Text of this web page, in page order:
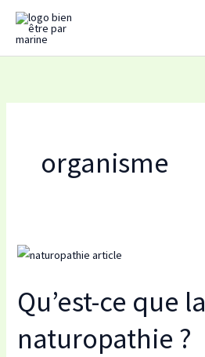
Aller
organisme
Qu’est-ce que la
naturopathie ?
Qu’est-
que
la
naturopathie ?